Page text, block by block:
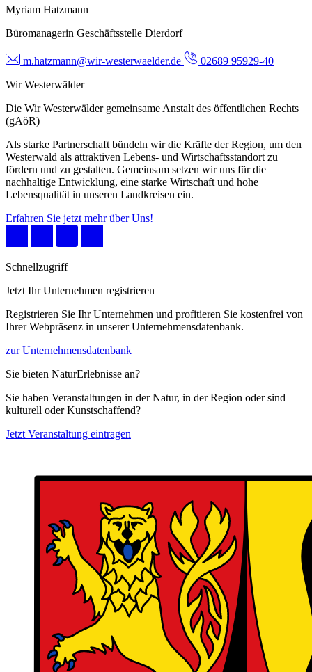
Myriam Hatzmann
Büromanagerin Geschäftsstelle Dierdorf
m.hatzmann@wir-westerwaelder.de
02689 95929-40
Wir Westerwälder
Die Wir Westerwälder gemeinsame Anstalt des öffentlichen Rechts
(gAöR)
Als starke Partnerschaft bündeln wir die Kräfte der Region, um den
Westerwald als attraktiven Lebens- und Wirtschaftsstandort zu
fördern und zu gestalten. Gemeinsam setzen wir uns für die
nachhaltige Entwicklung, eine starke Wirtschaft und hohe
Lebensqualität in unseren Landkreisen ein.
Erfahren Sie jetzt mehr über Uns!
Schnellzugriff
Jetzt Ihr Unternehmen registrieren
Registrieren Sie Ihr Unternehmen und profitieren Sie kostenfrei von
Ihrer Webpräsenz in unserer Unternehmensdatenbank.
zur Unternehmensdatenbank
Sie bieten NaturErlebnisse an?
Sie haben Veranstaltungen in der Natur, in der Region oder sind
kulturell oder Kunstschaffend?
Jetzt Veranstaltung eintragen